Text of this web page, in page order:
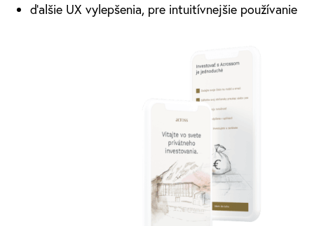
ďalšie UX vylepšenia, pre intuitívnejšie používanie